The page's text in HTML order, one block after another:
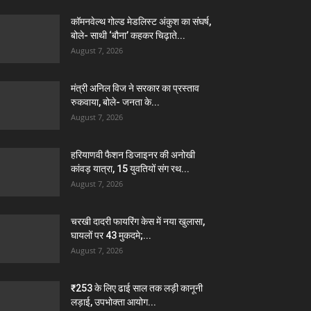
कॉमनवेल्थ गोल्ड मेडलिस्ट अंकुश का संघर्ष,
बोले- साथी ‘बौना’ कहकर चिढ़ाते...
August 7, 2026
मंत्री अनिल विज ने सरकार का प्रस्ताव
रुकवाया, बोले- जनता के...
August 7, 2026
हरियाणवी फैशन डिजाइनर की अनोखी
कांवड़ यात्रा, 15 युवतियों संग रथ...
August 7, 2026
चरखी दादरी फायरिंग केस में नया खुलासा,
घायलों पर 43 मुकदमे;...
August 7, 2026
₹253 के लिए ढाई साल तक लड़ी कानूनी
लड़ाई, उपभोक्ता आयोग...